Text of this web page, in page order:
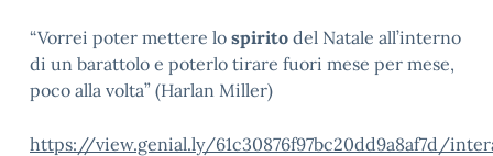
“Vorrei poter mettere lo spirito del Natale all’interno
di un barattolo e poterlo tirare fuori mese per mese,
poco alla volta” (Harlan Miller)
https://view.genial.ly/61c30876f97bc20dd9a8af7d/